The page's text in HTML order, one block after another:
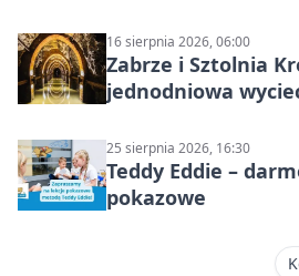
16 sierpnia 2026, 06:00
Zabrze i Sztolnia
jednodniowa
miasta
25 sierpnia 2026, 16:30
Teddy Eddie –
pokazowe